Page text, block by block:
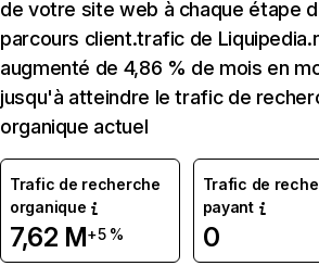
de votre site web à chaque étape
parcours client.trafic de
augmenté de 4,86 % de mois en
jusqu'à atteindre le trafic de
organique actuel
Trafic de recherche
organique
7,62 M+5 %
Trafic de
payant
0